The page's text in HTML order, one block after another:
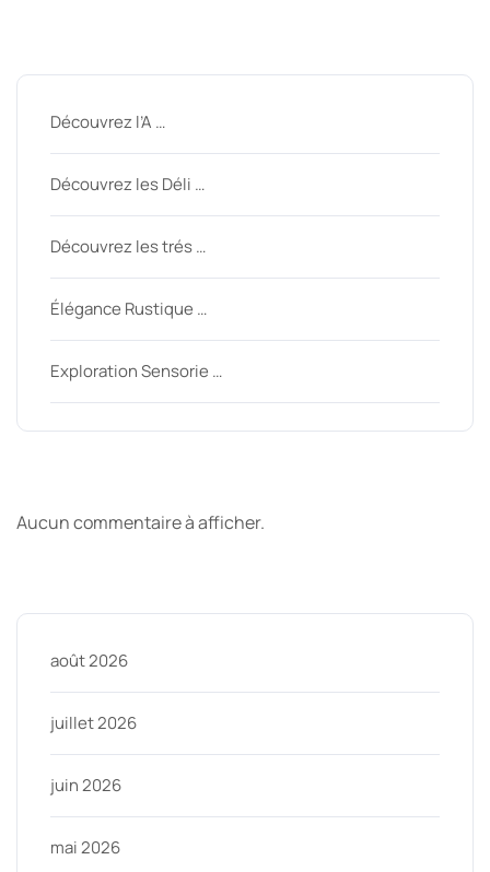
Découvrez l’A …
Découvrez les Déli …
Découvrez les trés …
Élégance Rustique …
Exploration Sensorie …
Aucun commentaire à afficher.
août 2026
juillet 2026
juin 2026
mai 2026